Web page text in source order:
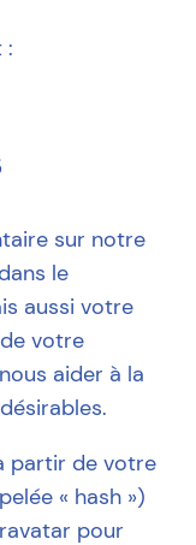
:
sur notre
le
aussi votre
votre
aider à la
partir de votre
« hash »)
pour